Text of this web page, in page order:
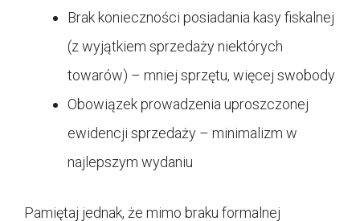
Brak konieczności posiadania kasy fiskalnej
(z wyjątkiem sprzedaży niektórych
towarów) – mniej sprzętu, więcej swobody
Obowiązek prowadzenia uproszczonej
ewidencji sprzedaży – minimalizm w
najlepszym wydaniu
Pamiętaj jednak, że mimo braku formalnej